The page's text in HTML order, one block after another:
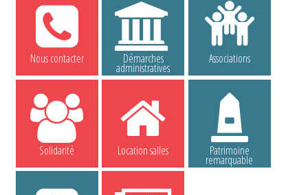
Nous contacter Démarches
administratives
Associations
Solidarité Location salles Patrimoine
remarquable